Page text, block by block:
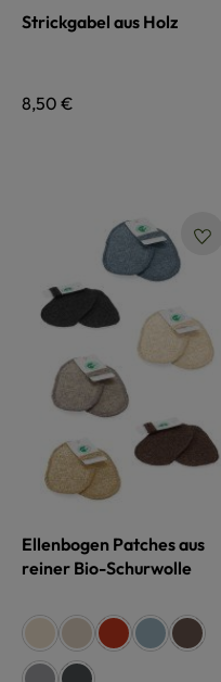
Strickgabel aus Holz
Regulärer Preis:
8,50 €
Ellenbogen Patches aus
reiner Bio-Schurwolle
Farbe auswählen
naturweiß
beige siena rauchblau
braun
grau anthrazit